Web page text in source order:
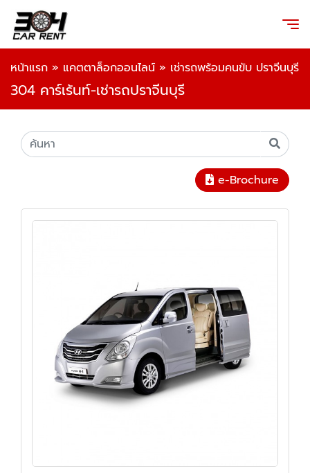
หน้าแรก » แคตตาล็อกออนไลน์ » เช่ารถพร้อมคนขับ ปราจีนบุรี
304 คาร์เร้นท์-เช่ารถปราจีนบุรี
e-Brochure